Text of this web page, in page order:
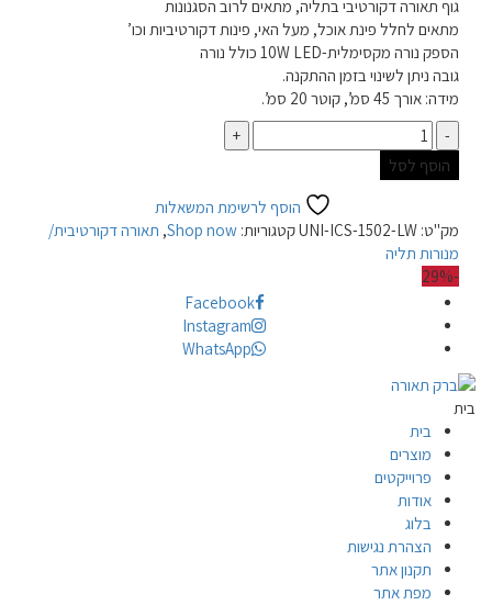
היה:
490₪.
הוא:
350₪.
גוף תאורה דקורטיבי בתליה, מתאים לרוב הסגנונות
מתאים לחלל פינת אוכל, מעל האי, פינות דקורטיביות וכו’
הספק נורה מקסימלית-10W LED כולל נורה
גובה ניתן לשינוי בזמן ההתקנה.
מידה: אורך 45 סמ’, קוטר 20 סמ’.
כמות
הוסף לסל
הוסף לרשימת המשאלות
מק"ט: UNI-ICS-1502-LWקטגוריות: Shop now
, תאורה דקורטיבית/
מנורות תליה
-29%
Facebook
Instagram
WhatsApp
בית
בית
מוצרים
פרוייקטים
אודות
בלוג
הצהרת נגישות
תקנון אתר
מפת אתר